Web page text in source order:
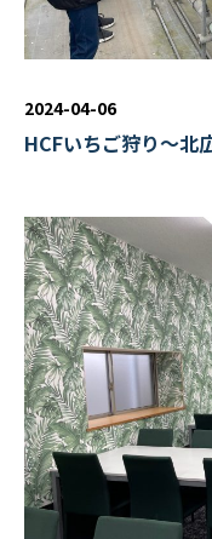
2024-04-06
HCFいちご狩り～北